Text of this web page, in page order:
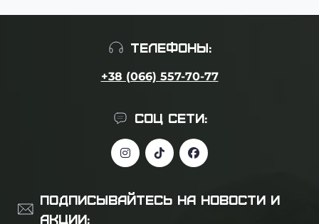
ТЕЛЕФОНЫ:
+38 (066) 557-70-77
СОЦ СЕТИ:
ПОДПИСЫВАЙТЕСЬ НА НОВОСТИ И
АКЦИИ: